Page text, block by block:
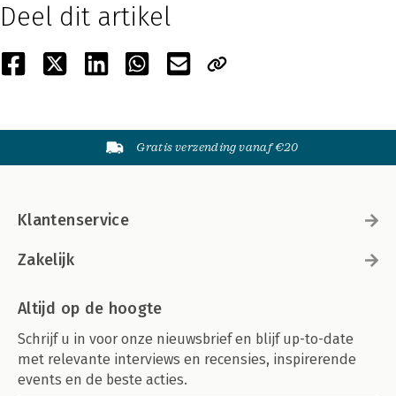
Deel dit artikel
Gratis verzending vanaf €20
Klantenservice
Zakelijk
Altijd op de hoogte
Schrijf u in voor onze nieuwsbrief en blijf up-to-date
met relevante interviews en recensies, inspirerende
events en de beste acties.